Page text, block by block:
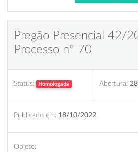
Pregão Presencial 42/
Processo nº 70
Status: Homologada Abertura:
Publicado em: 18/10/2022
Objeto: